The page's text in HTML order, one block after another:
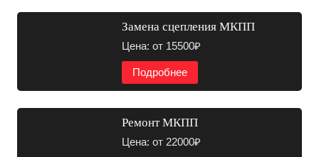
Замена сцепления МКПП
Цена: от 15500₽
Подробнее
Ремонт МКПП
Цена: от 22000₽